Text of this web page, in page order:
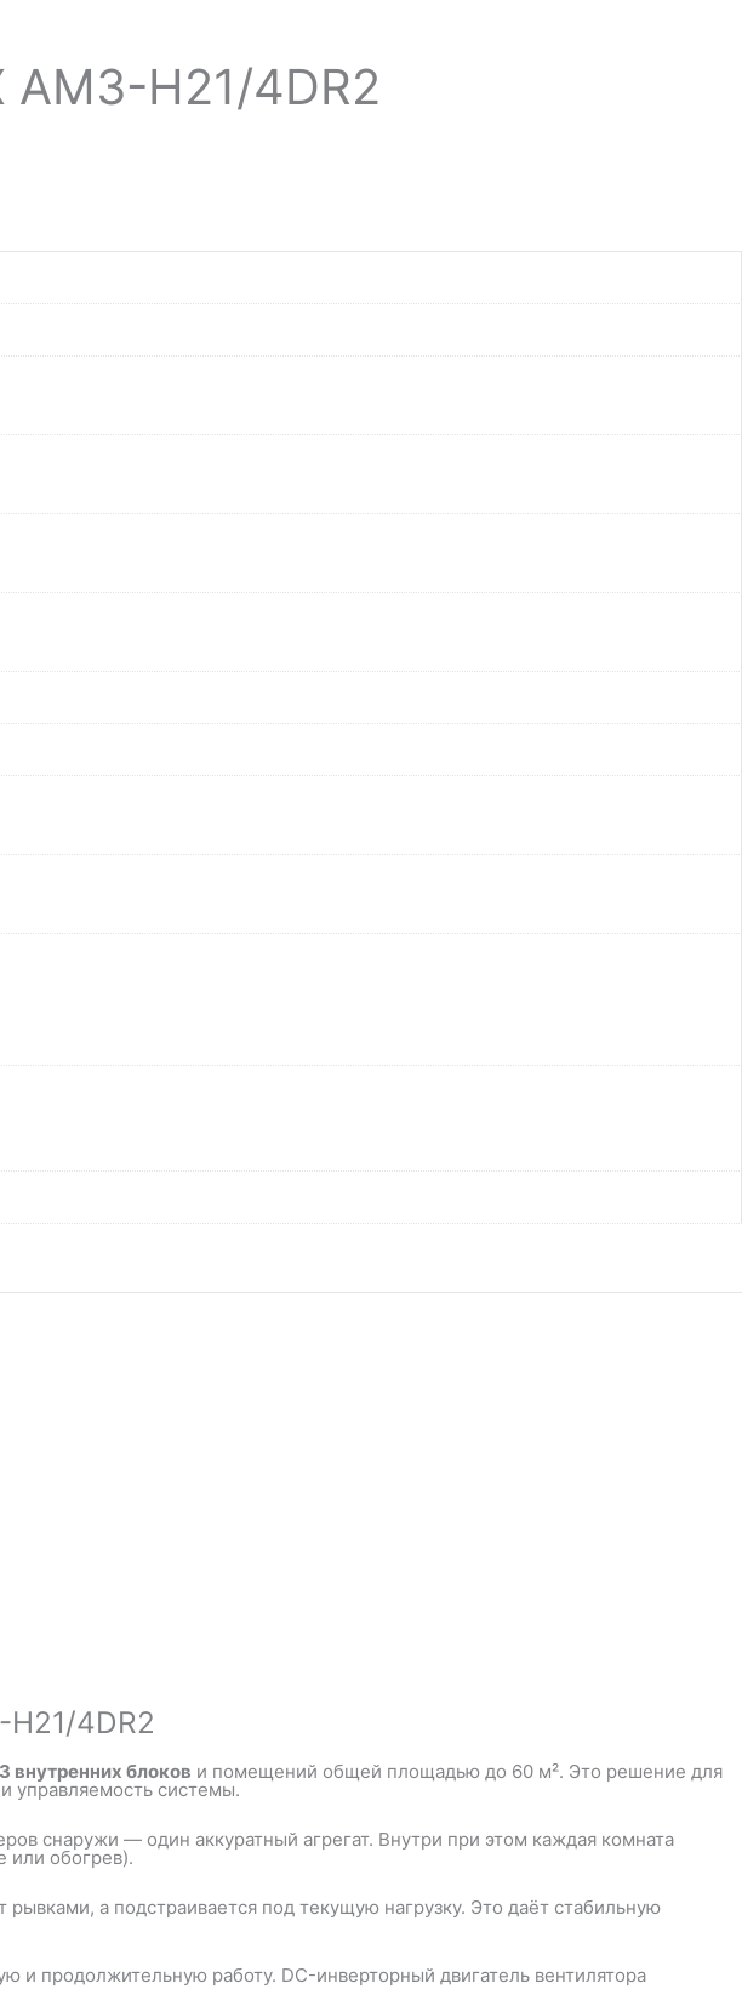
AM3-H21/4DR2
4DR2
внутренних блоков и помещений общей площадью до 60 м². Это решение для
управляемость системы.
снаружи — один аккуратный агрегат. Внутри при этом каждая комната
или обогрев).
а подстраивается под текущую нагрузку. Это даёт стабильную
и продолжительную работу. DC-инверторный двигатель вентилятора